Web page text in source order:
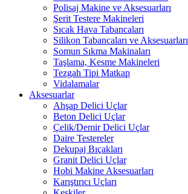
Polisaj Makine ve Aksesuarları
Şerit Testere Makineleri
Sıcak Hava Tabancaları
Silikon Tabancaları ve Aksesuarları
Somun Sıkma Makinaları
Taşlama, Kesme Makineleri
Tezgah Tipi Matkap
Vidalamalar
Aksesuarlar
Ahşap Delici Uçlar
Beton Delici Uçlar
Çelik/Demir Delici Uçlar
Daire Testereler
Dekupaj Bıçakları
Granit Delici Uçlar
Hobi Makine Aksesuarları
Karıştırıcı Uçları